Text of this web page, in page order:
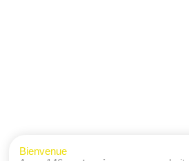
Bienvenue